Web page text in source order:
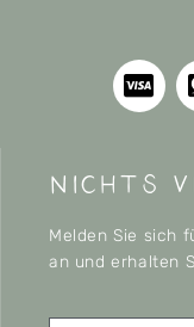
nichts
Melden Sie sich
an und erhalten